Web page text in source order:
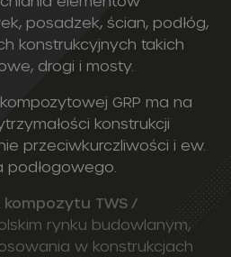
GRP ma na
konstrukcji
przeciwkurczliwości i ew.
podłogowego.
kompozytu TWS /
rynku budowlanym,
w konstrukcjach
zbrojenia
wytwarzane